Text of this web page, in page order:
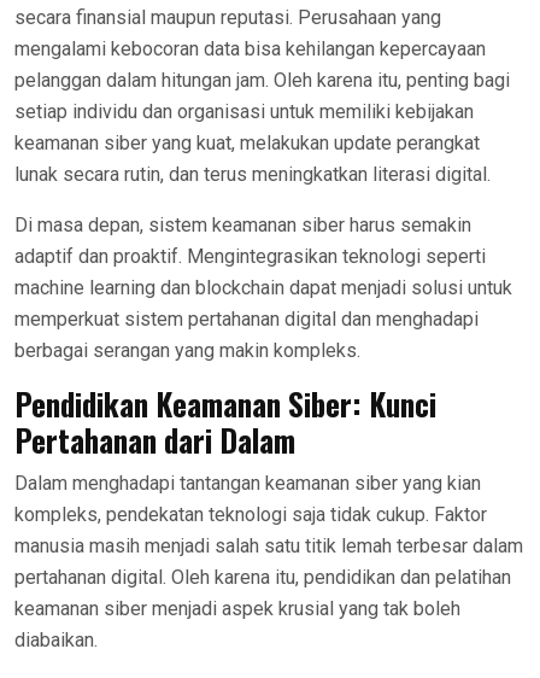
secara finansial maupun reputasi. Perusahaan yang
mengalami kebocoran data bisa kehilangan kepercayaan
pelanggan dalam hitungan jam. Oleh karena itu, penting bagi
setiap individu dan organisasi untuk memiliki kebijakan
keamanan siber yang kuat, melakukan update perangkat
lunak secara rutin, dan terus meningkatkan literasi digital.
Di masa depan, sistem keamanan siber harus semakin
adaptif dan proaktif. Mengintegrasikan teknologi seperti
machine learning dan blockchain dapat menjadi solusi untuk
memperkuat sistem pertahanan digital dan menghadapi
berbagai serangan yang makin kompleks.
Pendidikan Keamanan Siber: Kunci
Pertahanan dari Dalam
Dalam menghadapi tantangan keamanan siber yang kian
kompleks, pendekatan teknologi saja tidak cukup. Faktor
manusia masih menjadi salah satu titik lemah terbesar dalam
pertahanan digital. Oleh karena itu, pendidikan dan pelatihan
keamanan siber menjadi aspek krusial yang tak boleh
diabaikan.